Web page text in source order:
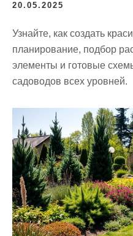
20.05.2025
Узнайте, как создать
планирование, подбор
элементы и готовые
садоводов всех уровней.